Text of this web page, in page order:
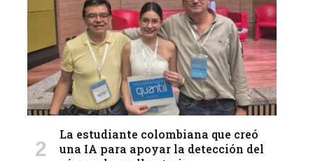
La estudiante colombiana que creó
una IA para apoyar la detección del